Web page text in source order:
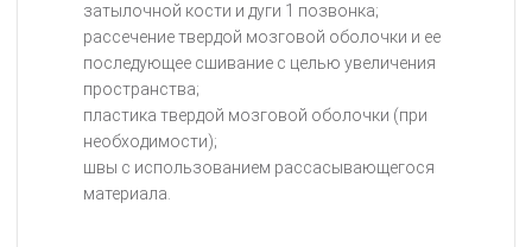
затылочной кости и дуги 1 позвонка;
рассечение твердой мозговой оболочки и ее
последующее сшивание с целью увеличения
пространства;
пластика твердой мозговой оболочки (при
необходимости);
швы с использованием рассасывающегося
материала.